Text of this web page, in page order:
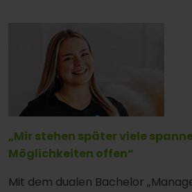
„Mir stehen später viele
Möglichkeiten offen“
Mit dem dualen Bachelor